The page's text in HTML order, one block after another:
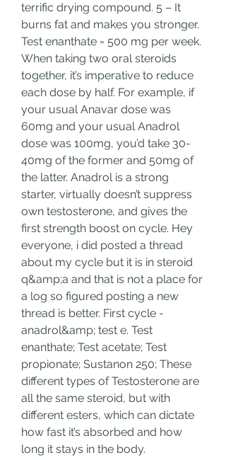
terrific drying compound. 5 – It
burns fat and makes you stronger.
Test enanthate = 500 mg per week.
When taking two oral steroids
together, it’s imperative to reduce
each dose by half. For example, if
your usual Anavar dose was
60mg and your usual Anadrol
dose was 100mg, you’d take 30-
40mg of the former and 50mg of
the latter. Anadrol is a strong
starter, virtually doesn’t suppress
own testosterone, and gives the
first strength boost on cycle. Hey
everyone, i did posted a thread
about my cycle but it is in steroid
q&amp;a and that is not a place for
a log so figured posting a new
thread is better. First cycle -
anadrol&amp; test e. Test
enanthate; Test acetate; Test
propionate; Sustanon 250; These
different types of Testosterone are
all the same steroid, but with
different esters, which can dictate
how fast it’s absorbed and how
long it stays in the body.